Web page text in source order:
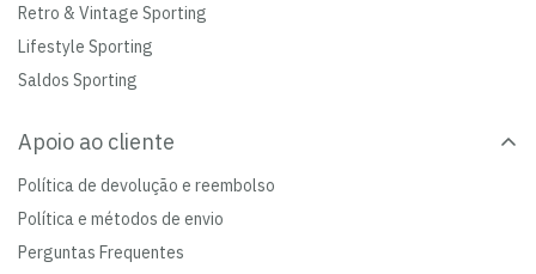
Retro & Vintage Sporting
Lifestyle Sporting
Saldos Sporting
Apoio ao cliente
Política de devolução e reembolso
Política e métodos de envio
Perguntas Frequentes